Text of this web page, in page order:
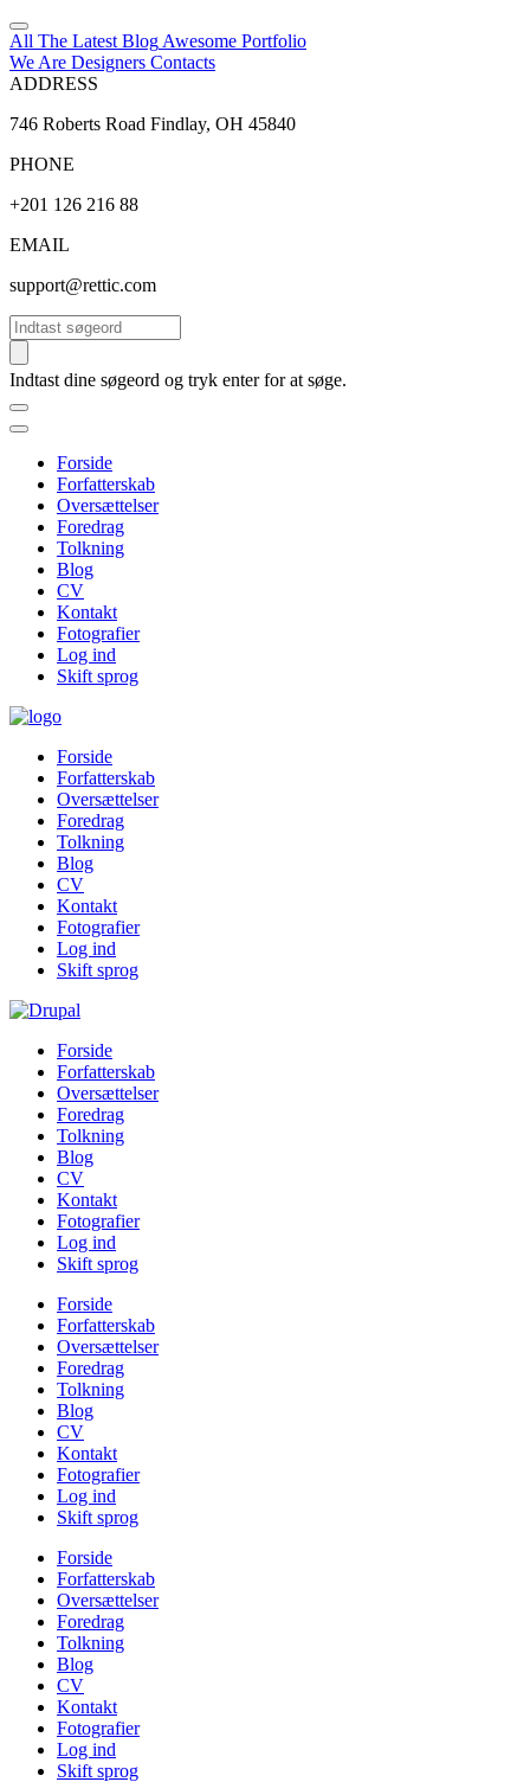
All The Latest Blog Awesome Portfolio
We Are Designers Contacts
ADDRESS
746 Roberts Road Findlay, OH 45840
PHONE
+201 126 216 88
EMAIL
support@rettic.com
Søg
Indtast dine søgeord og tryk enter for at søge.
Forside
Forfatterskab
Oversættelser
Foredrag
Tolkning
Blog
CV
Kontakt
Fotografier
Log ind
Skift sprog
Forside
Forfatterskab
Oversættelser
Foredrag
Tolkning
Blog
CV
Kontakt
Fotografier
Log ind
Skift sprog
Forside
Forfatterskab
Oversættelser
Foredrag
Tolkning
Blog
CV
Kontakt
Fotografier
Log ind
Skift sprog
Forside
Forfatterskab
Oversættelser
Foredrag
Tolkning
Blog
CV
Kontakt
Fotografier
Log ind
Skift sprog
Forside
Forfatterskab
Oversættelser
Foredrag
Tolkning
Blog
CV
Kontakt
Fotografier
Log ind
Skift sprog